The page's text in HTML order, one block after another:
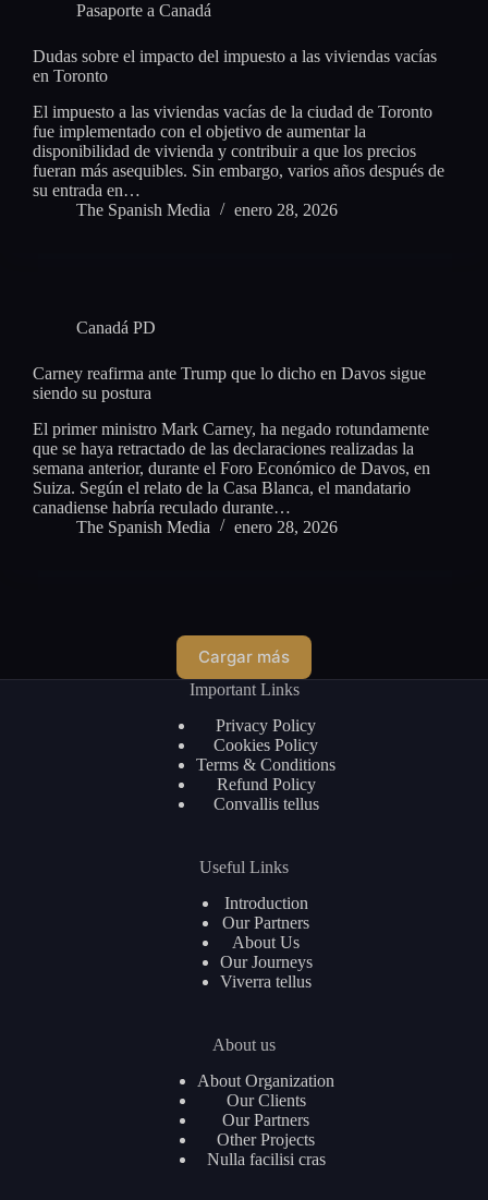
Pasaporte a Canadá
Dudas sobre el impacto del impuesto a las viviendas vacías
en Toronto
El impuesto a las viviendas vacías de la ciudad de Toronto
fue implementado con el objetivo de aumentar la
disponibilidad de vivienda y contribuir a que los precios
fueran más asequibles. Sin embargo, varios años después de
su entrada en…
The Spanish Media
enero 28, 2026
Canadá PD
Carney reafirma ante Trump que lo dicho en Davos sigue
siendo su postura
El primer ministro Mark Carney, ha negado rotundamente
que se haya retractado de las declaraciones realizadas la
semana anterior, durante el Foro Económico de Davos, en
Suiza. Según el relato de la Casa Blanca, el mandatario
canadiense habría reculado durante…
The Spanish Media
enero 28, 2026
Cargar más
Important Links
Privacy Policy
Cookies Policy
Terms & Conditions
Refund Policy
Convallis tellus
Useful Links
Introduction
Our Partners
About Us
Our Journeys
Viverra tellus
About us
About Organization
Our Clients
Our Partners
Other Projects
Nulla facilisi cras